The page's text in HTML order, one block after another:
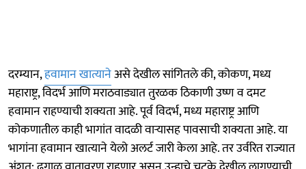
दरम्यान,हवामान खात्यानेअसे देखील सांगितले की, कोकण, मध्य
महाराष्ट्र, विदर्भ आणि मराठवाड्यात तुरळक ठिकाणी उष्ण व दमट
हवामान राहण्याची शक्यता आहे. पूर्व विदर्भ, मध्य महाराष्ट्र आणि
कोकणातील काही भागांत वादळी वाऱ्यासह पावसाची शक्यता आहे. या
भागांना हवामान खात्याने येलो अलर्ट जारी केला आहे. तर उर्वरित राज्यात